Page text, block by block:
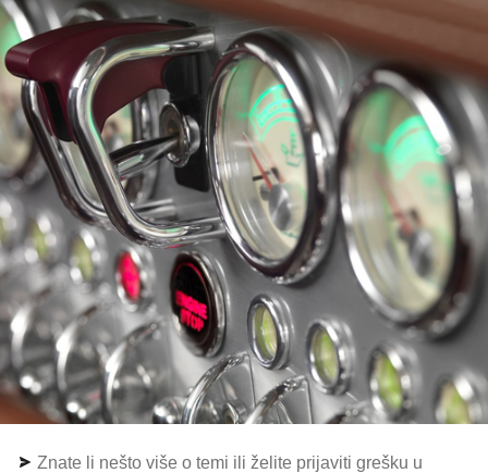
Znate li nešto više o temi ili želite prijaviti grešku u